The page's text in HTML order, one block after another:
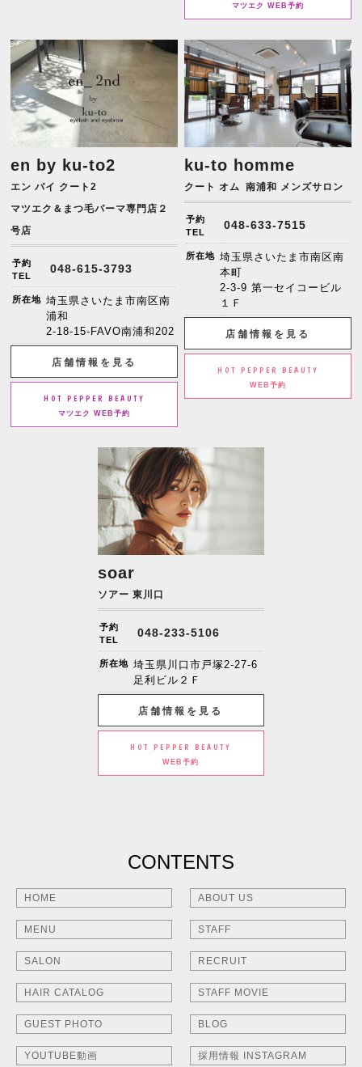
マツエク WEB予約
en by ku-to2
エン バイ クート2
マツエク＆まつ毛パーマ専門店２
号店
予約
TEL
048-615-3793
所在地 埼玉県さいたま市南区南
浦和
2-18-15-FAVO南浦和202
店舗情報を見る
HOT PEPPER BEAUTY
マツエク WEB予約
ku-to homme
クート オム 南浦和 メンズサロン
予約
TEL
048-633-7515
所在地 埼玉県さいたま市南区南
本町
2-3-9 第一セイコービル
１Ｆ
店舗情報を見る
HOT PEPPER BEAUTY
WEB予約
soar
ソアー 東川口
予約
TEL
048-233-5106
所在地 埼玉県川口市戸塚2-27-6
足利ビル２Ｆ
店舗情報を見る
HOT PEPPER BEAUTY
WEB予約
CONTENTS
HOME ABOUT US
MENU STAFF
SALON RECRUIT
HAIR CATALOG STAFF MOVIE
GUEST PHOTO BLOG
YOUTUBE動画 採用情報 INSTAGRAM